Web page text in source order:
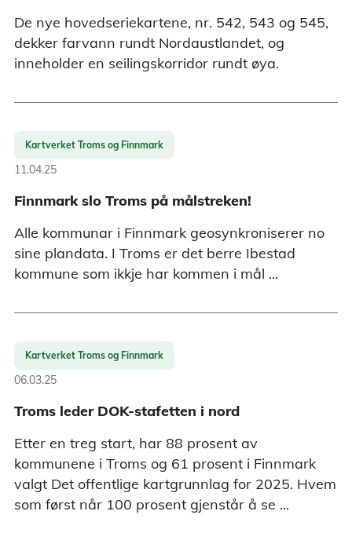
De nye hovedseriekartene, nr. 542, 543 og 545,
dekker farvann rundt Nordaustlandet, og
inneholder en seilingskorridor rundt øya.
Kartverket Troms og Finnmark
11.04.25
Finnmark slo Troms på målstreken!
Alle kommunar i Finnmark geosynkroniserer no
sine plandata. I Troms er det berre Ibestad
kommune som ikkje har kommen i mål ...
Kartverket Troms og Finnmark
06.03.25
Troms leder DOK-stafetten i nord
Etter en treg start, har 88 prosent av
kommunene i Troms og 61 prosent i Finnmark
valgt Det offentlige kartgrunnlag for 2025. Hvem
som først når 100 prosent gjenstår å se ...